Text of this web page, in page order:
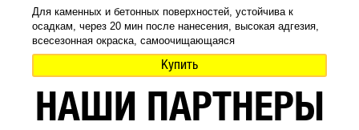
Для каменных и бетонных поверхностей, устойчива к
осадкам, через 20 мин после нанесения, высокая адгезия,
всесезонная окраска, самоочищающаяся
Купить
НАШИ ПАРТНЕРЫ